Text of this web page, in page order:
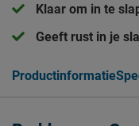
Klaar om in te
Geeft rust in je
Productinformatie